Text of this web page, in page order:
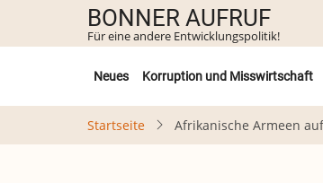
Inhalt
BONNER AUFRUF
Für eine andere Entwicklungspolitik!
Untermenü
Neues Korruption und Misswirtschaft
Startseite Afrikanische Armeen